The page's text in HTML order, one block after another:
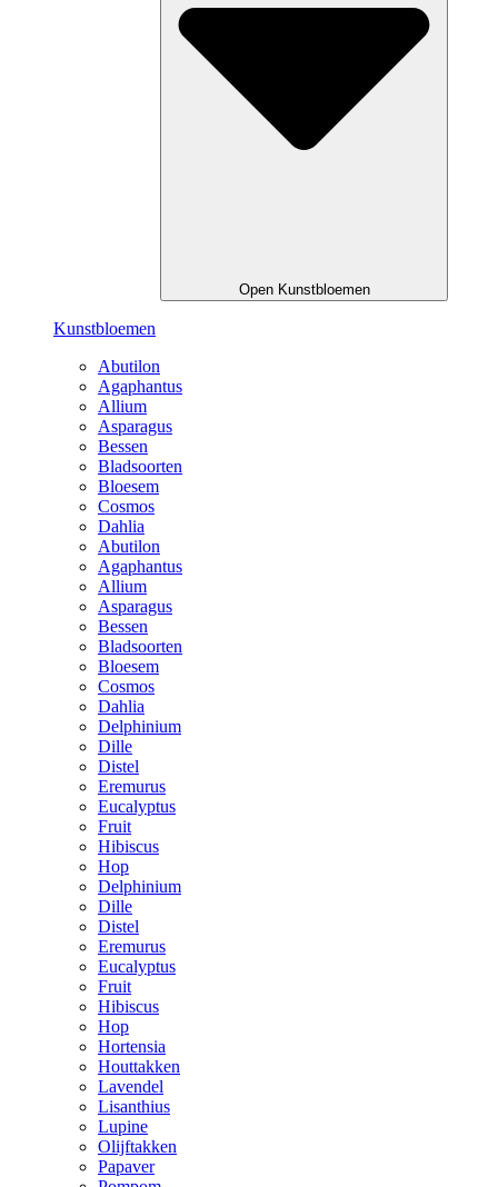
Open Kunstbloemen
Kunstbloemen
Abutilon
Agaphantus
Allium
Asparagus
Bessen
Bladsoorten
Bloesem
Cosmos
Dahlia
Abutilon
Agaphantus
Allium
Asparagus
Bessen
Bladsoorten
Bloesem
Cosmos
Dahlia
Delphinium
Dille
Distel
Eremurus
Eucalyptus
Fruit
Hibiscus
Hop
Delphinium
Dille
Distel
Eremurus
Eucalyptus
Fruit
Hibiscus
Hop
Hortensia
Houttakken
Lavendel
Lisanthius
Lupine
Olijftakken
Papaver